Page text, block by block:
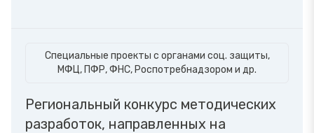
Специальные проекты с органами соц. защиты,
МФЦ, ПФР, ФНС, Роспотребнадзором и др.
Региональный конкурс методических
разработок, направленных на